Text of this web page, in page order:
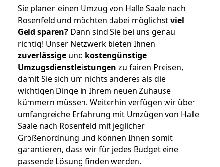
Sie planen einen Umzug von Halle Saale nach
Rosenfeld und möchten dabei möglichstviel
Geld sparen? Dann sind Sie bei uns genau
richtig! Unser Netzwerk bieten Ihnen
zuverlässige und kostengünstige
Umzugsdienstleistungen zu fairen Preisen,
damit Sie sich um nichts anderes als die
wichtigen Dinge in Ihrem neuen Zuhause
kümmern müssen. Weiterhin verfügen wir über
umfangreiche Erfahrung mit Umzügen von Halle
Saale nach Rosenfeld mit jeglicher
Größenordnung und können Ihnen somit
garantieren, dass wir für jedes Budget eine
passende Lösung finden werden.